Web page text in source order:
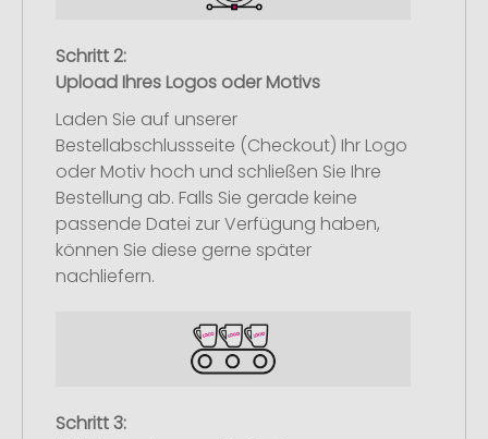
Schritt 2:
Upload Ihres Logos oder Motivs
Laden Sie auf unserer
Bestellabschlussseite (Checkout) Ihr Logo
oder Motiv hoch und schließen Sie Ihre
Bestellung ab. Falls Sie gerade keine
passende Datei zur Verfügung haben,
können Sie diese gerne später
nachliefern.
Schritt 3: